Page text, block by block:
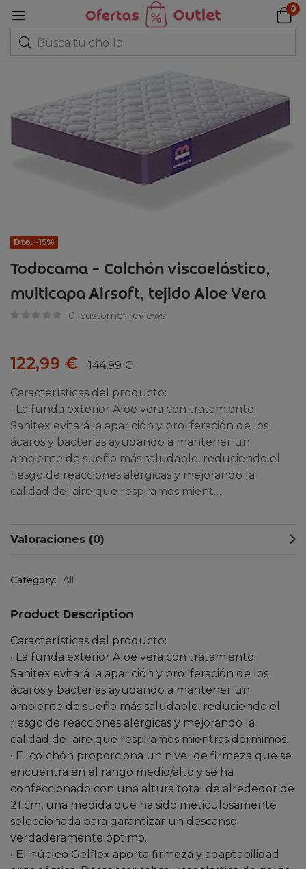
0
Todocama – Colchón viscoelástico,
multicapa Airsoft, tejido Aloe Vera
Dto. -15%
0 customer reviews
122,99 € 144,99€
Características del producto:
• La funda exterior Aloe vera con tratamiento
Sanitex evitará la aparición y proliferación de los
ácaros y bacterias ayudando a mantener un
ambiente de sueño más saludable, reduciendo el
riesgo de reacciones alérgicas y mejorando la
calidad del aire que respiramos mient…
Valoraciones (0)
Category: All
Product Description
Características del producto:
• La funda exterior Aloe vera con tratamiento
Sanitex evitará la aparición y proliferación de los
ácaros y bacterias ayudando a mantener un
ambiente de sueño más saludable, reduciendo el
riesgo de reacciones alérgicas y mejorando la
calidad del aire que respiramos mientras dormimos.
• El colchón proporciona un nivel de firmeza que se
encuentra en el rango medio/alto y se ha
confeccionado con una altura total de alrededor de
21 cm, una medida que ha sido meticulosamente
seleccionada para garantizar un descanso
verdaderamente óptimo.
• El núcleo Gelflex aporta firmeza y adaptabilidad